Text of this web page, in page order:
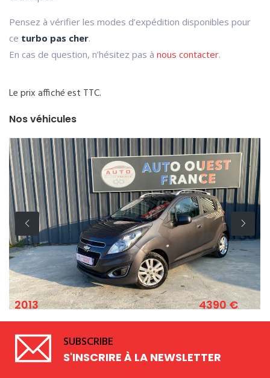
Pensez à vérifier les modes d’expédition disponibles pour
ce turbo pas cher.
En cas de question, n’hésitez pas à nous contacter.
Le prix affiché est TTC.
Nos véhicules
CHEVROLET SPARK 1.2 ESSENCE 82 CV
4390 € 2011
SUBSCRIBE
S'INSCRIRE À LA NEWSLETTER